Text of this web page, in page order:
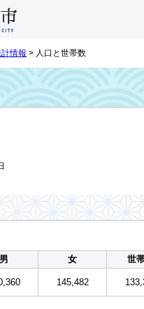
情報 > 人口と世帯数
男 女 世
145,482